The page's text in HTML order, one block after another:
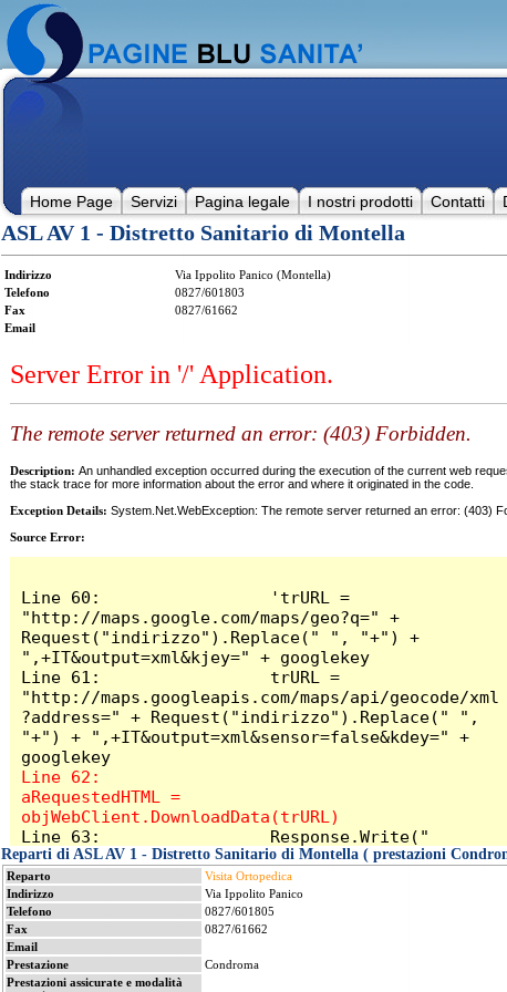
Home Page Servizi Pagina legale I nostri prodotti Contatti
ASL AV 1 - Distretto Sanitario di Montella
Indirizzo
Via Ippolito Panico (Montella)
Telefono
0827/601803
Fax
0827/61662
Email
Reparti di ASL AV 1 - Distretto Sanitario di Montella ( prestazioni
Reparto
Visita Ortopedica
Indirizzo
Via Ippolito Panico
Telefono
0827/601805
Fax
0827/61662
Email
Prestazione
Condroma
Prestazioni assicurate e modalità